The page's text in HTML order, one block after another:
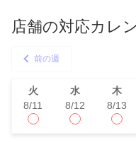
店舗の対応カレ
前の週
火
8/11
水
8/12
木
8/13